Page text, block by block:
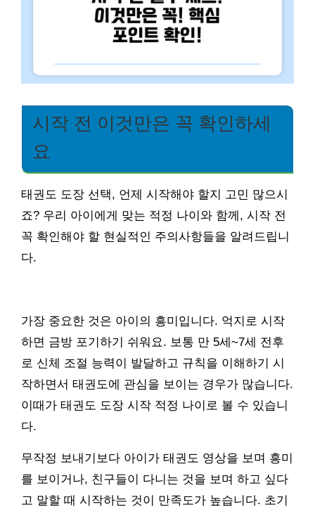
시작 전 이것만은 꼭 확인하세
요
태권도 도장 선택, 언제 시작해야 할지 고민 많으시
죠? 우리 아이에게 맞는 적정 나이와 함께, 시작 전
꼭 확인해야 할 현실적인 주의사항들을 알려드립니
다.
가장 중요한 것은 아이의 흥미입니다. 억지로 시작
하면 금방 포기하기 쉬워요. 보통 만 5세~7세 전후
로 신체 조절 능력이 발달하고 규칙을 이해하기 시
작하면서 태권도에 관심을 보이는 경우가 많습니다.
이때가 태권도 도장 시작 적정 나이로 볼 수 있습니
다.
무작정 보내기보다 아이가 태권도 영상을 보며 흥미
를 보이거나, 친구들이 다니는 것을 보며 하고 싶다
고 말할 때 시작하는 것이 만족도가 높습니다. 초기